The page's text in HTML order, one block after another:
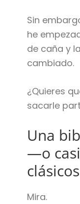
Sin
he
de caña y
cambiado.
¿Quieres
sacarle
Una
—o
clásicos
Mira.